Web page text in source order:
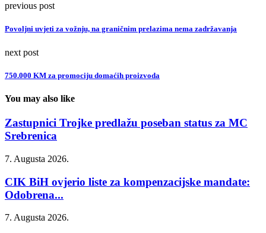
previous post
Povoljni uvjeti za vožnju, na graničnim prelazima nema zadržavanja
next post
750.000 KM za promociju domaćih proizvoda
You may also like
Zastupnici Trojke predlažu poseban status za MC
Srebrenica
7. Augusta 2026.
CIK BiH ovjerio liste za kompenzacijske mandate:
Odobrena...
7. Augusta 2026.